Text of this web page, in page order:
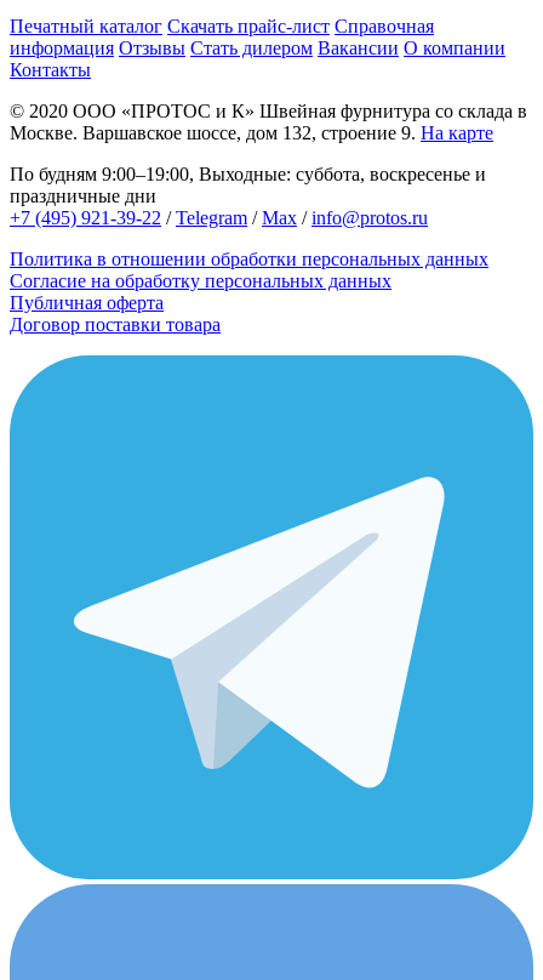
Печатный каталог Скачать прайс-лист Справочная
информация Отзывы Стать дилером Вакансии О компании
Контакты
© 2020 ООО «ПРОТОС и К» Швейная фурнитура со склада в
Москве. Варшавское шоссе, дом 132, строение 9. На карте
По будням 9:00–19:00, Выходные: суббота, воскресенье и
праздничные дни
+7 (495) 921-39-22 /Telegram /Max /info@protos.ru
Политика в отношении обработки персональных данных
Согласие на обработку персональных данных
Публичная оферта
Договор поставки товара